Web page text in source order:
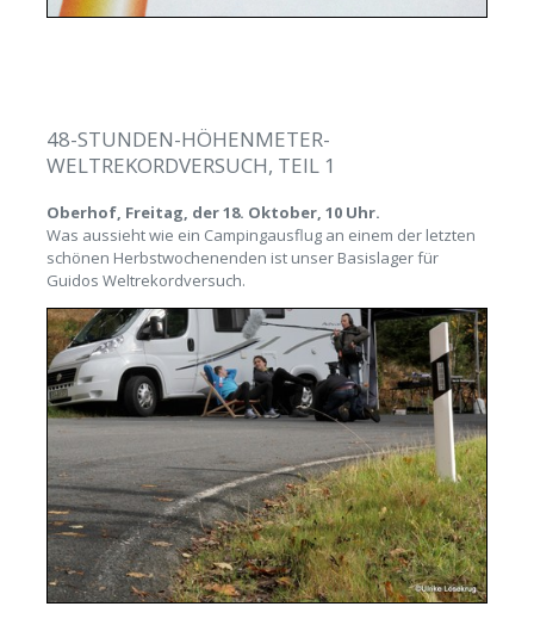
48-STUNDEN-HÖHENMETER-
WELTREKORDVERSUCH, TEIL 1
Oberhof, Freitag, der 18. Oktober, 10 Uhr.
Was aussieht wie ein Campingausflug an einem der letzten
schönen Herbstwochenenden ist unser Basislager für
Guidos Weltrekordversuch.